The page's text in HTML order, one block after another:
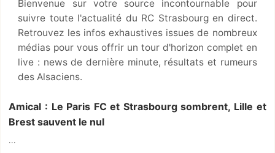
Bienvenue sur votre source incontournable pour
suivre toute l'actualité du RC Strasbourg en direct.
Retrouvez les infos exhaustives issues de nombreux
médias pour vous offrir un tour d'horizon complet en
live : news de dernière minute, résultats et rumeurs
des Alsaciens.
Amical : Le Paris FC et Strasbourg sombrent, Lille et
Brest sauvent le nul
...